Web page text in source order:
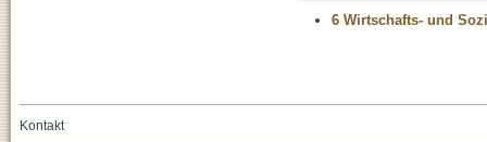
6 Wirtschafts- und
Kontakt